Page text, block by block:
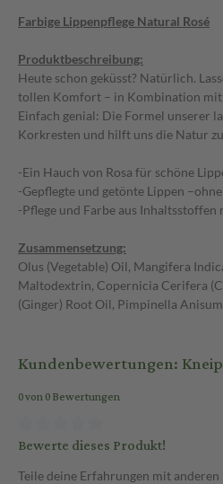
Farbige Lippenpflege Natural Rosé
Produktbeschreibung:
Heute schon geküsst? Natürlich.
tollen Komfort – in Kombination mit
Einfach genial: Die Formel unserer
Korkresten und hilft uns die Natur
-Ein Hauch von Rosa für schöne
-Gepflegte und getönte Lippen
-Pflege und Farbe aus
Zusammensetzung:
Olus (Vegetable) Oil, Mangifera
Maltodextrin, Copernicia Cerifera
(Ginger) Root Oil, Pimpinella
Kundenbewertungen:
0 von 0 Bewertungen
Bewerte dieses Produkt!
Teile deine Erfahrungen mit anderen